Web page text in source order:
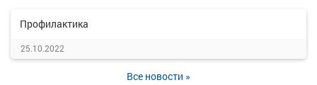
Профилактика
25.10.2022
Все новости »